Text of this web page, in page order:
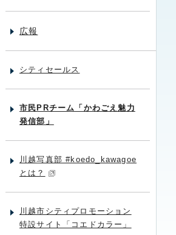
広報
シティセールス
市民PRチーム「かわごえ魅力
発信部」
川越写真部 #koedo_kawagoe
とは？
川越市シティプロモーション
特設サイト「コエドカラー」